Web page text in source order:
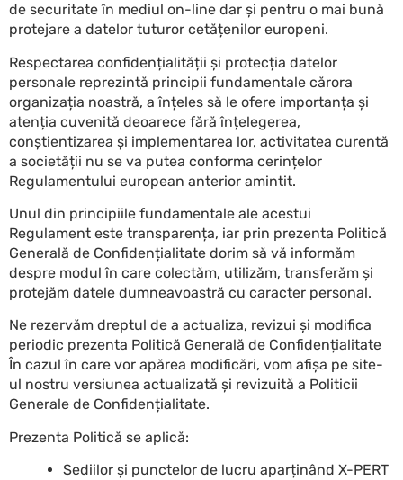
de securitate în mediul on-line dar și pentru o mai bună
protejare a datelor tuturor cetățenilor europeni.
Respectarea confidențialității și protecția datelor
personale reprezintă principii fundamentale cărora
organizația noastră, a înțeles să le ofere importanța și
atenția cuvenită deoarece fără înțelegerea,
conștientizarea și implementarea lor, activitatea curentă
a societății nu se va putea conforma cerințelor
Regulamentului european anterior amintit.
Unul din principiile fundamentale ale acestui
Regulament este transparența, iar prin prezenta Politică
Generală de Confidențialitate dorim să vă informăm
despre modul în care colectăm, utilizăm, transferăm și
protejăm datele dumneavoastră cu caracter personal.
Ne rezervăm dreptul de a actualiza, revizui și modifica
periodic prezenta Politică Generală de Confidențialitate
În cazul în care vor apărea modificări, vom afișa pe site-
ul nostru versiunea actualizată și revizuită a Politicii
Generale de Confidențialitate.
Prezenta Politică se aplică:
Sediilor și punctelor de lucru aparținând X-PERT